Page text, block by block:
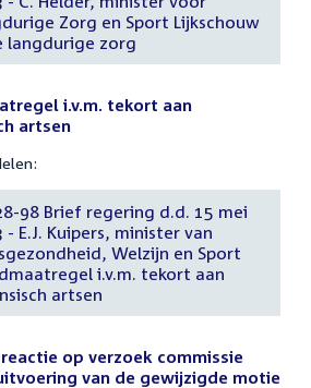
Zorg en Sport Lijkschouw
langdurige zorg
i.v.m. tekort aan
artsen
98 Brief regering d.d. 15 mei
- E.J. Kuipers, minister van
Welzijn en Sport
i.v.m. tekort aan
artsen
op verzoek commissie
van de gewijzigde motie